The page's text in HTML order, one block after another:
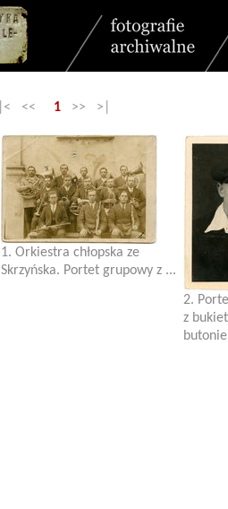
|< << 1 >> >|
1. Orkiestra chłopska ze
Skrzyńska. Portet grupowy z ...
2.
z